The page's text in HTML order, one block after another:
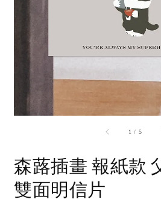
1 / 5
森蕗插畫 報紙款
雙面明信片